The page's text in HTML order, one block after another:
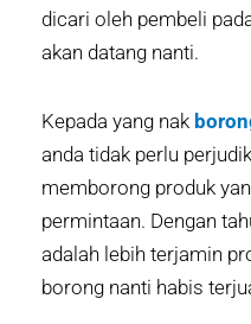
dicari oleh pembeli
akan datang nanti.
Kepada yang nak
anda tidak perlu
memborong produk
permintaan. Dengan
adalah lebih terjamin
borong nanti habis